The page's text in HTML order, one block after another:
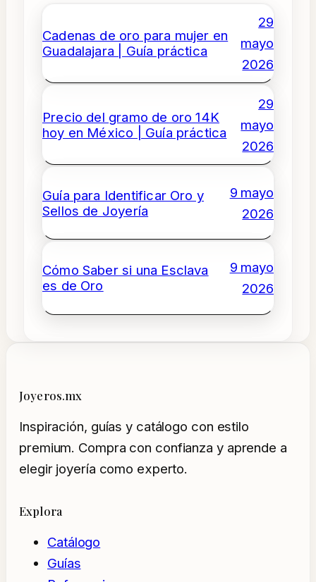
Cadenas de oro para mujer en
Guadalajara | Guía práctica
29
mayo
2026
Precio del gramo de oro 14K
hoy en México | Guía práctica
29
mayo
2026
Guía para Identificar Oro y
Sellos de Joyería
9 mayo
2026
Cómo Saber si una Esclava
es de Oro
9 mayo
2026
Joyeros.mx
Inspiración, guías y catálogo con estilo
premium. Compra con confianza y aprende a
elegir joyería como experto.
Explora
Catálogo
Guías